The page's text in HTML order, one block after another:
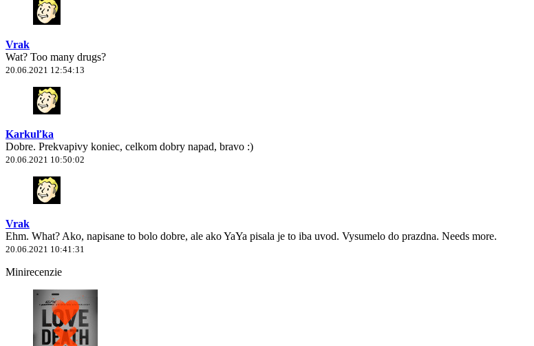
Vrak
Wat? Too many drugs?
20.06.2021 12:54:13
Karkuľka
Dobre. Prekvapivy koniec, celkom dobry napad, bravo :)
20.06.2021 10:50:02
Vrak
Ehm. What? Ako, napisane to bolo dobre, ale ako YaYa pisala je to iba uvod. Vysumelo do prazdna. Needs more.
20.06.2021 10:41:31
Minirecenzie